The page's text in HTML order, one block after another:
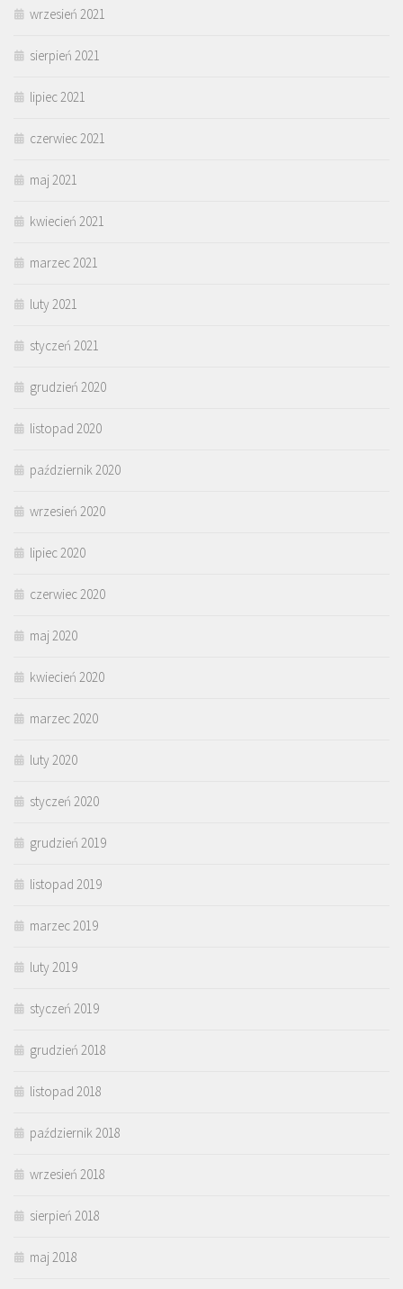
wrzesień 2021
sierpień 2021
lipiec 2021
czerwiec 2021
maj 2021
kwiecień 2021
marzec 2021
luty 2021
styczeń 2021
grudzień 2020
listopad 2020
październik 2020
wrzesień 2020
lipiec 2020
czerwiec 2020
maj 2020
kwiecień 2020
marzec 2020
luty 2020
styczeń 2020
grudzień 2019
listopad 2019
marzec 2019
luty 2019
styczeń 2019
grudzień 2018
listopad 2018
październik 2018
wrzesień 2018
sierpień 2018
maj 2018